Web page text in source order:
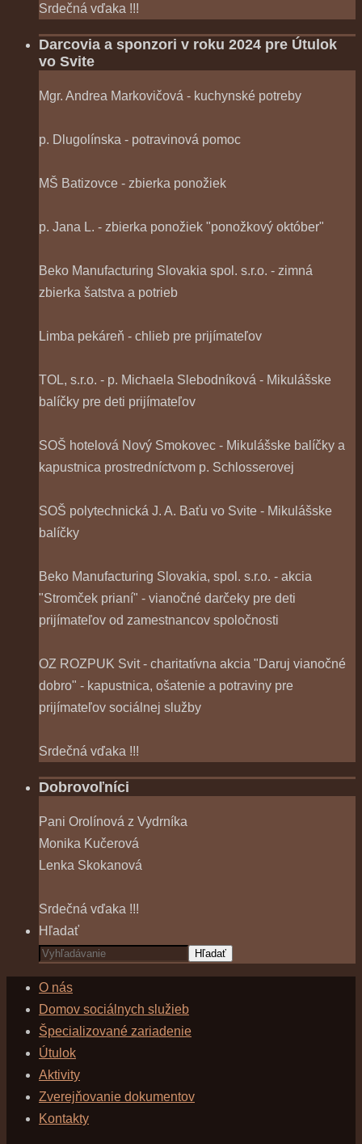
Srdečná vďaka !!!
Darcovia a sponzori v roku 2024 pre Útulok
vo Svite
Mgr. Andrea Markovičová - kuchynské potreby
p. Dlugolínska - potravinová pomoc
MŠ Batizovce - zbierka ponožiek
p. Jana L. - zbierka ponožiek "ponožkový október"
Beko Manufacturing Slovakia spol. s.r.o. - zimná
zbierka šatstva a potrieb
Limba pekáreň - chlieb pre prijímateľov
TOL, s.r.o. - p. Michaela Slebodníková - Mikulášske
balíčky pre deti prijímateľov
SOŠ hotelová Nový Smokovec - Mikulášske balíčky a
kapustnica prostredníctvom p. Schlosserovej
SOŠ polytechnická J. A. Baťu vo Svite - Mikulášske
balíčky
Beko Manufacturing Slovakia, spol. s.r.o. - akcia
"Stromček prianí" - vianočné darčeky pre deti
prijímateľov od zamestnancov spoločnosti
OZ ROZPUK Svit - charitatívna akcia "Daruj vianočné
dobro" - kapustnica, ošatenie a potraviny pre
prijímateľov sociálnej služby
Srdečná vďaka !!!
Dobrovoľníci
Pani Orolínová z Vydrníka
Monika Kučerová
Lenka Skokanová
Srdečná vďaka !!!
Hľadať
Hľadať
O nás
Domov sociálnych služieb
Špecializované zariadenie
Útulok
Aktivity
Zverejňovanie dokumentov
Kontakty